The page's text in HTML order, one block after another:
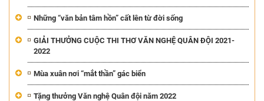
Những “văn bản tâm hồn” cất lên từ đời sống
GIẢI THƯỞNG CUỘC THI THƠ VĂN NGHỆ QUÂN ĐỘI 2021-
2022
Mùa xuân nơi “mắt thần” gác biển
Tặng thưởng Văn nghệ Quân đội năm 2022